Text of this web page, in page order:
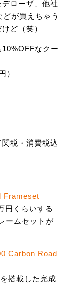
ローザ、他社
が買えちゃう
ど（笑）
なクー
）
税・消費税込
Frameset
円くらいする
ームセットが
Carbon Road
搭載した完成